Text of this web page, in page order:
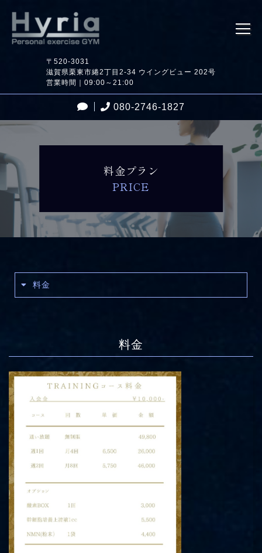
〒520-3031
滋賀県栗東市綣2丁目2-34 ウイングビュー 202号
営業時間｜09:00～21:00
080-2746-1827
料金プラン
PRICE
料金
料金